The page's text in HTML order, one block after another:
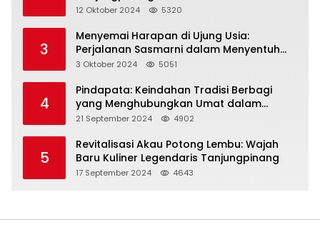
Representasi
12 Oktober 2024 5320
3
Menyemai Harapan di Ujung Usia:
Perjalanan Sasmarni dalam Menyentuh
Hati dan Jiwa
3 Oktober 2024 5051
4
Pindapata: Keindahan Tradisi Berbagi
yang Menghubungkan Umat dalam
Spiritualitas dan Kebersamaan dalam
21 September 2024 4902
5
Revitalisasi Akau Potong Lembu: Wajah
Baru Kuliner Legendaris Tanjungpinang
17 September 2024 4643